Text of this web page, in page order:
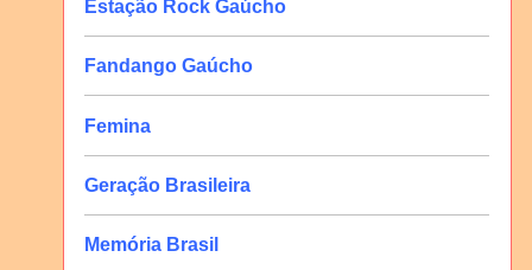
Estação Rock Gaúcho
Fandango Gaúcho
Femina
Geração Brasileira
Memória Brasil